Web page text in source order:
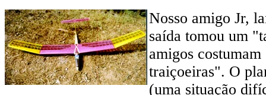
Nosso amigo Jr,
saída tomou um
amigos
traiçoeiras". O
(uma situação